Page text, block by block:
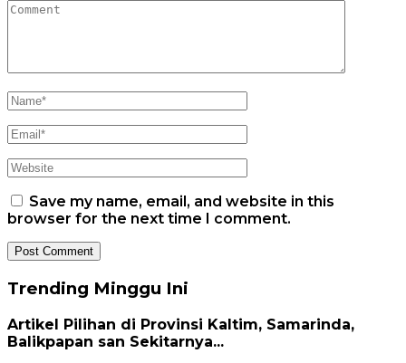
Save my name, email, and website in this
browser for the next time I comment.
Trending Minggu Ini
Artikel Pilihan di Provinsi Kaltim, Samarinda,
Balikpapan san Sekitarnya...